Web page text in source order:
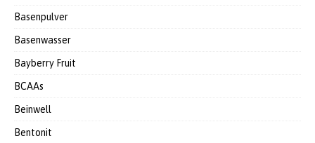
Basenpulver
Basenwasser
Bayberry Fruit
BCAAs
Beinwell
Bentonit